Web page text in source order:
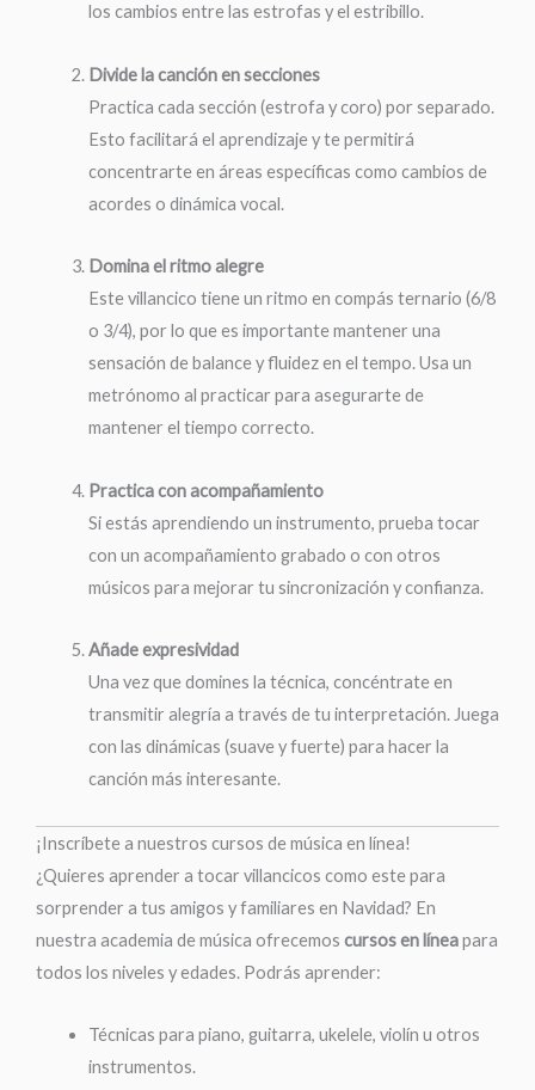
los cambios entre las estrofas y el estribillo.
Divide la canción en secciones
Practica cada sección (estrofa y coro) por separado.
Esto facilitará el aprendizaje y te permitirá
concentrarte en áreas específicas como cambios de
acordes o dinámica vocal.
Domina el ritmo alegre
Este villancico tiene un ritmo en compás ternario (6/8
o 3/4), por lo que es importante mantener una
sensación de balance y fluidez en el tempo. Usa un
metrónomo al practicar para asegurarte de
mantener el tiempo correcto.
Practica con acompañamiento
Si estás aprendiendo un instrumento, prueba tocar
con un acompañamiento grabado o con otros
músicos para mejorar tu sincronización y confianza.
Añade expresividad
Una vez que domines la técnica, concéntrate en
transmitir alegría a través de tu interpretación. Juega
con las dinámicas (suave y fuerte) para hacer la
canción más interesante.
¡Inscríbete a nuestros cursos de música en línea!
¿Quieres aprender a tocar villancicos como este para
sorprender a tus amigos y familiares en Navidad? En
nuestra academia de música ofrecemos cursos en líneapara
todos los niveles y edades. Podrás aprender:
Técnicas para piano, guitarra, ukelele, violín u otros
instrumentos.